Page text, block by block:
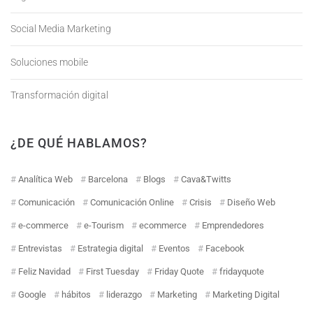
Social Media Marketing
Soluciones mobile
Transformación digital
¿DE QUÉ HABLAMOS?
Analítica Web Barcelona Blogs Cava&Twitts
Comunicación Comunicación Online Crisis Diseño Web
e-commerce e-Tourism ecommerce Emprendedores
Entrevistas Estrategia digital Eventos Facebook
Feliz Navidad First Tuesday Friday Quote fridayquote
Google hábitos liderazgo Marketing Marketing Digital